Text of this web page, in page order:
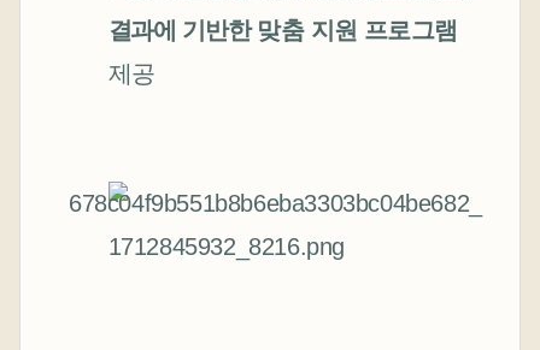
결과에 기반한 맞춤 지원 프로그램
제공